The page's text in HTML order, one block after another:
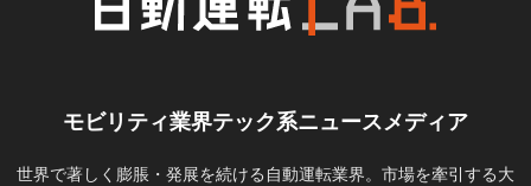
モビリティ業界テック系ニュースメディア
世界で著しく膨脹・発展を続ける自動運転業界。市場を牽引する大